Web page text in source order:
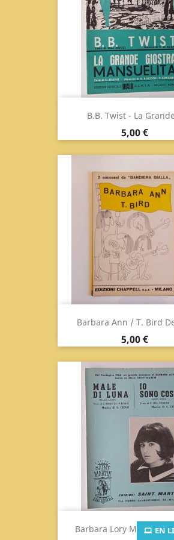
B.B. Twist - La
Prix
5,00 €
Barbara Ann / T. Bird
Prix
5,00 €
EN
Barbara Lory Male Di